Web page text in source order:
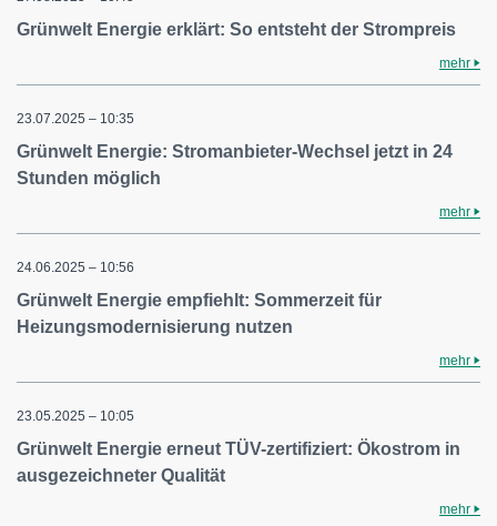
Grünwelt Energie erklärt: So entsteht der Strompreis
mehr
23.07.2025 – 10:35
Grünwelt Energie: Stromanbieter-Wechsel jetzt in 24
Stunden möglich
mehr
24.06.2025 – 10:56
Grünwelt Energie empfiehlt: Sommerzeit für
Heizungsmodernisierung nutzen
mehr
23.05.2025 – 10:05
Grünwelt Energie erneut TÜV-zertifiziert: Ökostrom in
ausgezeichneter Qualität
mehr